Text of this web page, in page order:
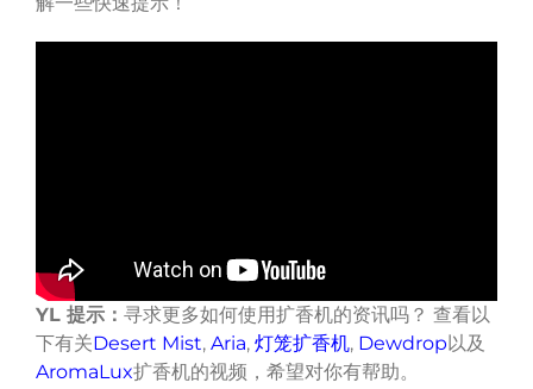
YL 提示： 寻求更多如何使用扩香机的资讯吗？ 查看以
下有关Desert Mist, Aria, 灯笼扩香机, Dewdrop以及
AromaLux扩香机的视频，希望对你有帮助。